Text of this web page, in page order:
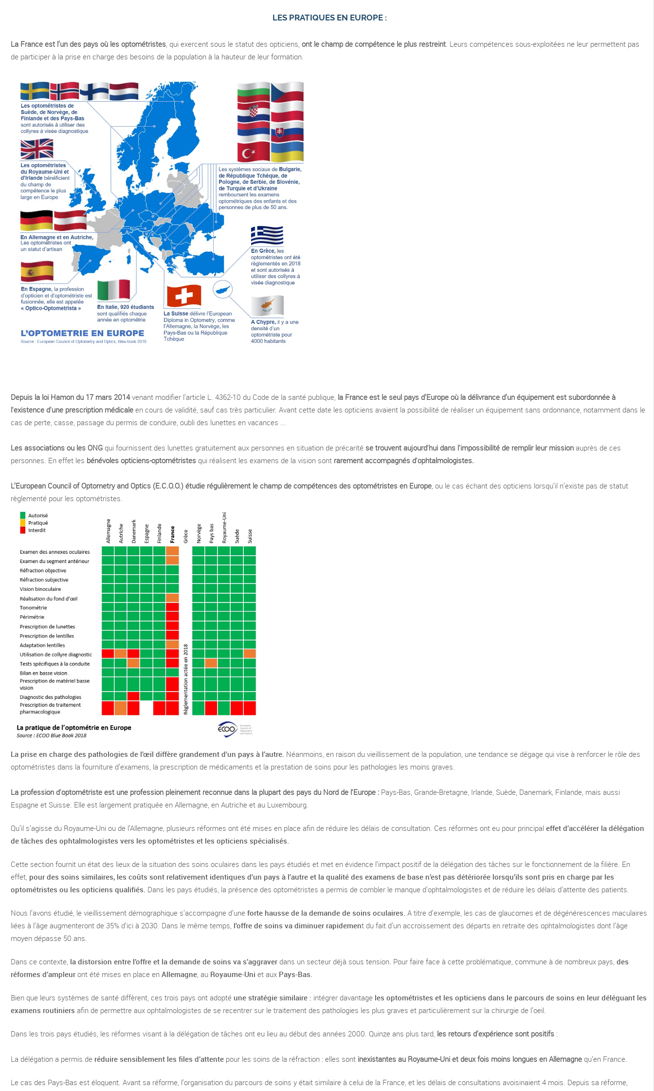
LES PRATIQUES EN EUROPE :
La France est l’un des pays où les optométristes , qui exercent sous le statut des opticiens,ont le champ de compétence le plus restreint . Leurs compétences sous-exploitées ne leur permettent pas
de participer à la prise en charge des besoins de la population à la hauteur de leur formation.
Depuis la loi Hamon du 17 mars 2014venant modifier l’article L. 4362-10 du Code de la santé publique, la France est le seul pays d’Europe où la délivrance d’un équipement est subordonnée à
l'existence d'une prescription médicale en cours de validité, sauf cas très particulier. Avant cette date les opticiens avaient la possibilité de réaliser un équipement sans ordonnance, notamment dans le
cas de perte, casse, passage du permis de conduire, oubli des lunettes en vacances ...
Les associations ou les ONG qui fournissent des lunettes gratuitement aux personnes en situation de précarité se trouvent aujourd'hui dans l'impossibilité de remplir leur mission auprès de ces
personnes. En effet les bénévoles opticiens-optométristes qui réalisent les examens de la vision sont rarement accompagnés d'ophtalmologistes.
L’European Council of Optometry and Optics (E.C.O.O.) étudie régulièrement le champ de compétences des optométristes en Europe, ou le cas échant des opticiens lorsqu’il n’existe pas de statut
règlementé pour les optométristes.
La prise en charge des pathologies de l’œil diffère grandement d’un pays à l’autre. Néanmoins, en raison du vieillissement de la population, une tendance se dégage qui vise à renforcer le rôle des
optométristes dans la fourniture d’examens, la prescription de médicaments et la prestation de soins pour les pathologies les moins graves.
La profession d'optométriste est une profession pleinement reconnue dans la plupart des pays du Nord de l'Europe : Pays-Bas, Grande-Bretagne, Irlande, Suède, Danemark, Finlande, mais aussi
Espagne et Suisse. Elle est largement pratiquée en Allemagne, en Autriche et au Luxembourg.
Qu’il s’agisse du Royaume-Uni ou de l’Allemagne, plusieurs réformes ont été mises en place afin de réduire les délais de consultation. Ces réformes ont eu pour principaleffet d’accélérer la délégation
de tâches des ophtalmologistes vers les optométristes et les opticiens spécialisés.
Cette section fournit un état des lieux de la situation des soins oculaires dans les pays étudiés et met en évidence l’impact positif de la délégation des tâches sur le fonctionnement de la filière. En
effet, pour des soins similaires, les coûts sont relativement identiques d’un pays à l’autre et la qualité des examens de base n’est pas détériorée lorsqu’ils sont pris en charge par les
optométristes ou les opticiens qualifiés. Dans les pays étudiés, la présence des optométristes a permis de combler le manque d’ophtalmologistes et de réduire les délais d’attente des patients.
Nous l’avons étudié, le vieillissement démographique s’accompagne d’uneforte hausse de la demande de soins oculaires. A titre d’exemple, les cas de glaucomes et de dégénérescences maculaires
liées à l’âge augmenteront de 35% d’ici à 2030. Dans le même temps, l’offre de soins va diminuer rapidement du fait d’un accroissement des départs en retraite des ophtalmologistes dont l’âge
moyen dépasse 50 ans.
Dans ce contexte, la distorsion entre l’offre et la demande de soins va s’aggraverdans un secteur déjà sous tension. Pour faire face à cette problématique, commune à de nombreux pays,des
réformes d’ampleuront été mises en place enAllemagne, au Royaume-Uniet aux Pays-Bas.
Bien que leurs systèmes de santé diffèrent, ces trois pays ont adopté une stratégie similaire : intégrer davantage les optométristes et les opticiens dans le parcours de soins en leur déléguant les
examens routiniers afin de permettre aux ophtalmologistes de se recentrer sur le traitement des pathologies les plus graves et particulièrement sur la chirurgie de l’oeil.
Dans les trois pays étudiés, les réformes visant à la délégation de tâches ont eu lieu au début des années 2000. Quinze ans plus tard, les retours d’expérience sont positifs :
La délégation a permis de réduire sensiblement les files d’attente pour les soins de la réfraction : elles sont inexistantes au Royaume-Uni et deux fois moins longues en Allemagne qu’en France.
Le cas des Pays-Bas est éloquent. Avant sa réforme, l’organisation du parcours de soins y était similaire à celui de la France, et les délais de consultations avoisinaient 4 mois. Depuis sa réforme,